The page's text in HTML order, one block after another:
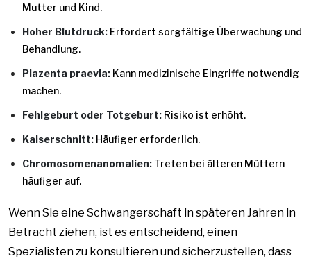
Mutter und Kind.
Hoher Blutdruck: Erfordert sorgfältige Überwachung und
Behandlung.
Plazenta praevia: Kann medizinische Eingriffe notwendig
machen.
Fehlgeburt oder Totgeburt: Risiko ist erhöht.
Kaiserschnitt: Häufiger erforderlich.
Chromosomenanomalien: Treten bei älteren Müttern
häufiger auf.
Wenn Sie eine Schwangerschaft in späteren Jahren in
Betracht ziehen, ist es entscheidend, einen
Spezialisten zu konsultieren und sicherzustellen, dass